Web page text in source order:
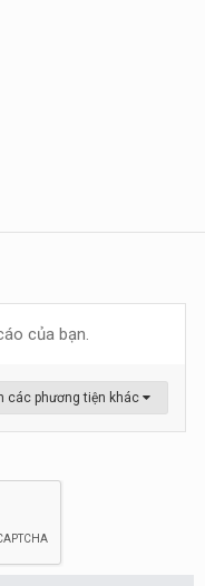
của bạn.
các phương tiện khác